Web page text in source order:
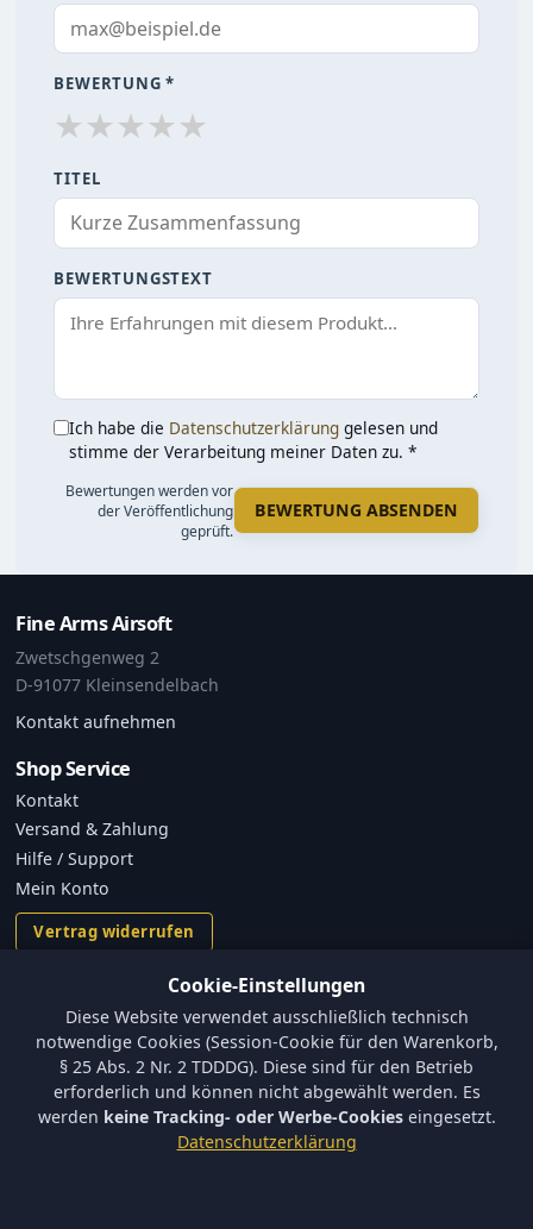
BEWERTUNG *
★★★★★
TITEL
BEWERTUNGSTEXT
Ich habe die Datenschutzerklärung gelesen und
stimme der Verarbeitung meiner Daten zu. *
Bewertungen werden vor
der Veröffentlichung
geprüft.
BEWERTUNG ABSENDEN
Fine Arms Airsoft
Zwetschgenweg 2
D-91077 Kleinsendelbach
Kontakt aufnehmen
Shop Service
Kontakt
Versand & Zahlung
Hilfe / Support
Mein Konto
Vertrag widerrufen
Versand und Zahlungsbedingungen
Batterieverordnung & Sicherheitshinweise
Datenschutz
Cookie-Einstellungen
Diese Website verwendet ausschließlich technisch
notwendige Cookies (Session-Cookie für den Warenkorb,
§ 25 Abs. 2 Nr. 2 TDDDG). Diese sind für den Betrieb
erforderlich und können nicht abgewählt werden. Es
werden keine Tracking- oder Werbe-Cookieseingesetzt.
Datenschutzerklärung